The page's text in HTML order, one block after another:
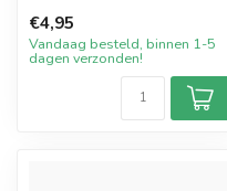
kleure...
€4,95
Vandaag besteld, binnen 1-5
dagen verzonden!